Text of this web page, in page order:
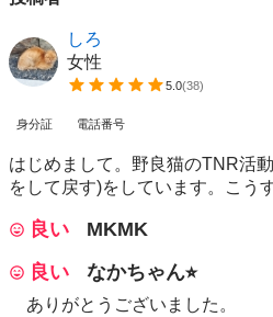
しろ
女性
5.0(38)
身分証 電話番号
はじめまして。野良猫のTNR活
をして戻す)をしています。こう
良い
MKMK
良い
なかちゃん⭐︎
ありがとうございました。